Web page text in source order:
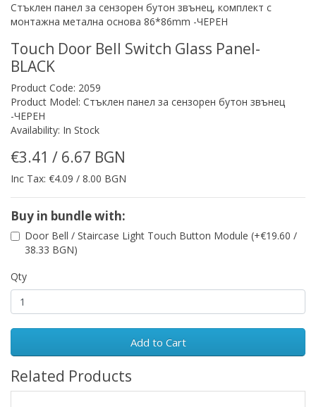
Стъклен панел за сензорен бутон звънец, комплект с
монтажна метална основа 86*86mm -ЧЕРЕН
Touch Door Bell Switch Glass Panel-
BLACK
Product Code: 2059
Product Model: Стъклен панел за сензорен бутон звънец
-ЧЕРЕН
Availability: In Stock
€3.41 / 6.67 BGN
Inc Tax: €4.09 / 8.00 BGN
Buy in bundle with:
Door Bell / Staircase Light Touch Button Module (+€19.60 /
38.33 BGN)
Qty
Add to Cart
Related Products